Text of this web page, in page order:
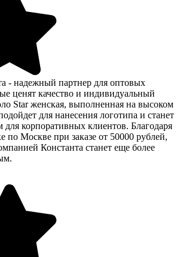
- надежный партнер для оптовых
ценят качество и индивидуальный
Star женская, выполненная на высоком
для нанесения логотипа и станет
корпоративных клиентов. Благодаря
по Москве при заказе от 50000 рублей,
Константа станет еще более